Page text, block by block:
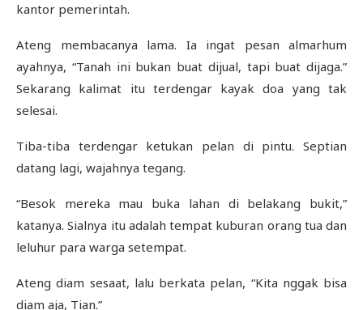
kantor pemerintah.
Ateng membacanya lama. Ia ingat pesan almarhum
ayahnya, “Tanah ini bukan buat dijual, tapi buat dijaga.”
Sekarang kalimat itu terdengar kayak doa yang tak
selesai.
Tiba-tiba terdengar ketukan pelan di pintu. Septian
datang lagi, wajahnya tegang.
“Besok mereka mau buka lahan di belakang bukit,”
katanya. Sialnya itu adalah tempat kuburan orang tua dan
leluhur para warga setempat.
Ateng diam sesaat, lalu berkata pelan, “Kita nggak bisa
diam aja, Tian.”